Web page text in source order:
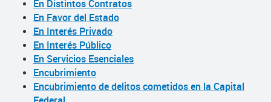
En Distintos Contratos
En Favor del Estado
En Interés Privado
En Interés Público
En Servicios Esenciales
Encubrimiento
Encubrimiento de delitos cometidos en la Capital